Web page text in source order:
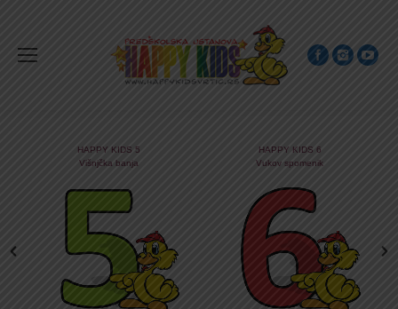
HAPPY KIDS 5
Višnjčka banja
HAPPY KIDS 6
Vukov spomenik